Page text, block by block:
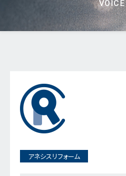
VOICE
アネシスリフォーム